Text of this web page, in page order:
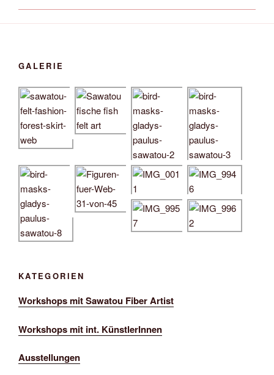
GALERIE
KATEGORIEN
Workshops mit Sawatou Fiber Artist
Workshops mit int. KünstlerInnen
Ausstellungen